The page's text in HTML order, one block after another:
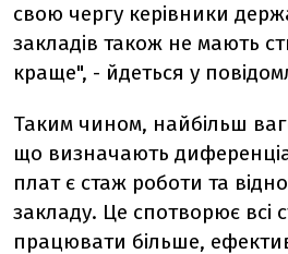
свою чергу керівники
закладів також не мають
краще", - йдеться у
Таким чином, найбільш
що визначають
плат є стаж роботи та
закладу. Це спотворює всі
працювати більше,